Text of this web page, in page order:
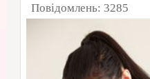
Повідомлень: 3285